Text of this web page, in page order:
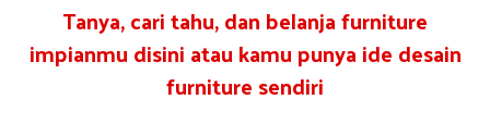
Tanya, cari tahu, dan belanja furniture
impianmu disini atau kamu punya ide desain
furniture sendiri